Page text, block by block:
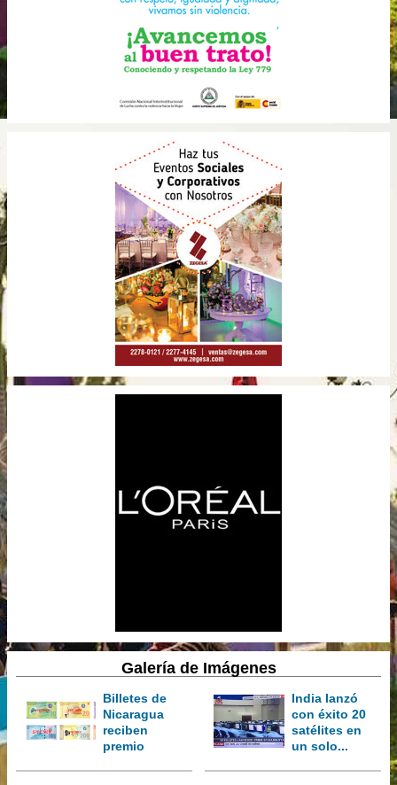
Galería de Imágenes
Billetes de
Nicaragua
reciben
premio
India lanzó
con éxito 20
satélites en
un solo...